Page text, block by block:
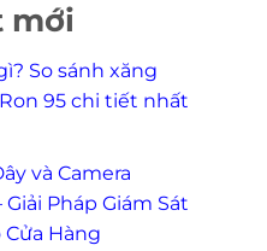
mới
So sánh xăng
95 chi tiết nhất
và Camera
Pháp Giám Sát
Cửa Hàng